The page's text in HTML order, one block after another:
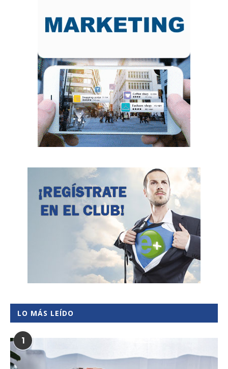
LO MÁS LEÍDO
1